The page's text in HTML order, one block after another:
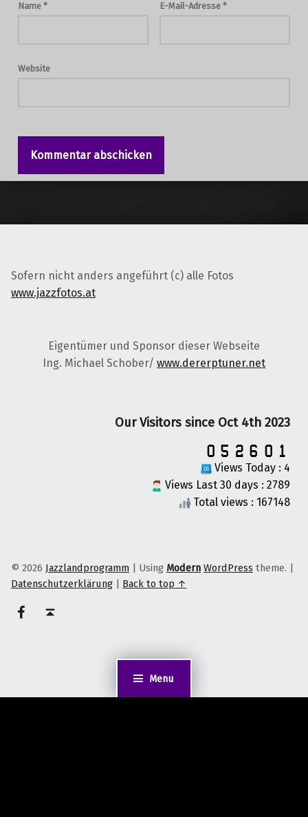
Menu
Name * E-Mail-Adresse *
Website
Sofern nicht anders angeführt (c) alle Fotos
www.jazzfotos.at
Eigentümer und Sponsor dieser Webseite
Ing. Michael Schober/ www.dererptuner.net
Our Visitors since Oct 4th 2023
Views Today : 4
Views Last 30 days : 2789
Total views : 167148
© 2026 Jazzlandprogramm | Using Modern WordPress theme. |
Datenschutzerklärung | Back to top ↑